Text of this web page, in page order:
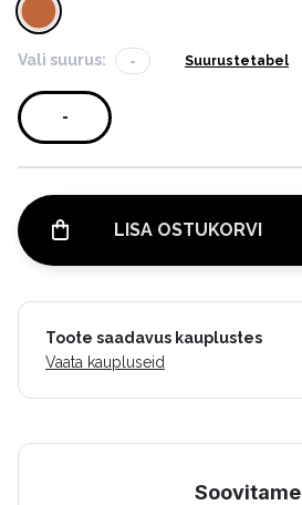
Vali suurus: - Suurustetabel
-
LISA OSTUKORVI
Toote saadavus kauplustes
Vaata kaupluseid
Soovitame